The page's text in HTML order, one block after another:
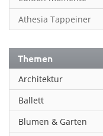
Athesia Tappeiner
Themen
Architektur
Ballett
Blumen & Garten